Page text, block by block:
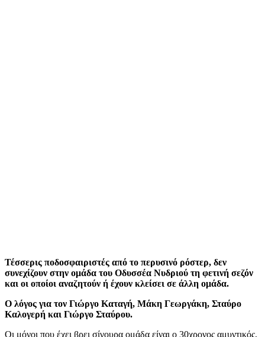
Τέσσερις ποδοσφαιριστές από το περυσινό ρόστερ, δεν
συνεχίζουν στην ομάδα του Οδυσσέα Νυδριού τη φετινή σεζόν
και οι οποίοι αναζητούν ή έχουν κλείσει σε άλλη ομάδα.
Ο λόγος για τον Γιώργο Καταγή, Μάκη Γεωργάκη, Σταύρο
Καλογερή και Γιώργο Σταύρου.
Οι μόνοι που έχει βρει σίγουρα ομάδα είναι ο 30χρονος αμυντικός,